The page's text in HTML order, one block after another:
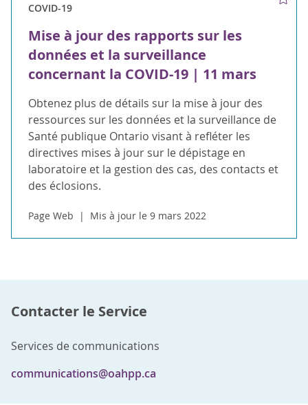
COVID-19
Mise à jour des rapports sur les
données et la surveillance
concernant la COVID-19 | 11 mars
Obtenez plus de détails sur la mise à jour des
ressources sur les données et la surveillance de
Santé publique Ontario visant à refléter les
directives mises à jour sur le dépistage en
laboratoire et la gestion des cas, des contacts et
des éclosions.
Page Web Mis à jour le 9 mars 2022
Contacter le Service
Services de communications
communications@oahpp.ca